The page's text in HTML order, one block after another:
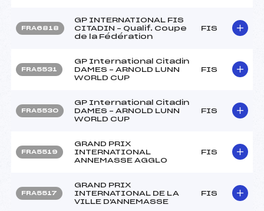
FRA6818
GP INTERNATIONAL FIS
CITADIN – Qualif. Coupe
de la Fédération
FIS
FRA5531
GP International Citadin
DAMES – ARNOLD LUNN
WORLD CUP
FIS
FRA5530
GP International Citadin
DAMES – ARNOLD LUNN
WORLD CUP
FIS
FRA5519
GRAND PRIX
INTERNATIONAL
ANNEMASSE AGGLO
FIS
FRA5517
GRAND PRIX
INTERNATIONAL DE LA
VILLE D'ANNEMASSE
FIS